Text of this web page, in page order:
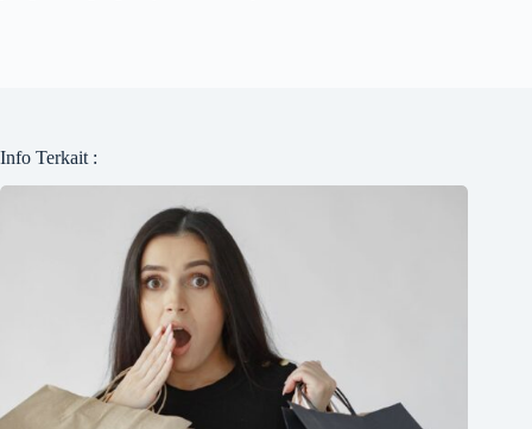
Info Terkait :